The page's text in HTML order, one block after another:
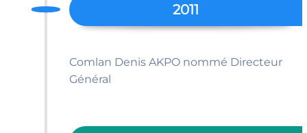
2011
Comlan Denis AKPO nommé Directeur
Général